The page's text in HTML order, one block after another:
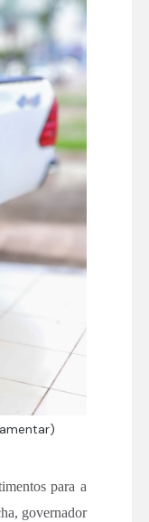
para a
governador